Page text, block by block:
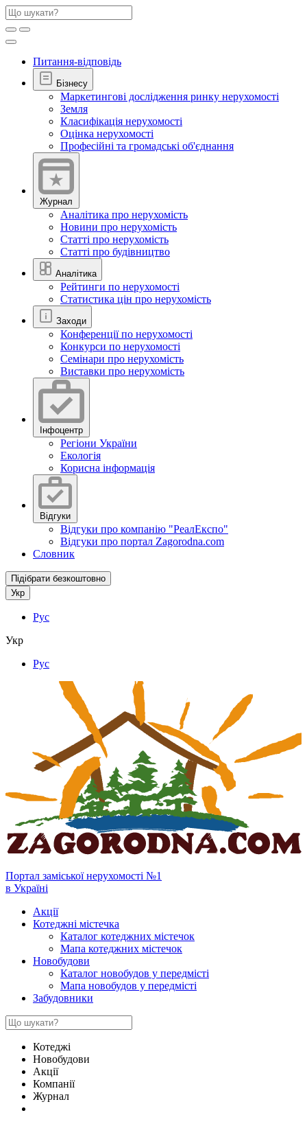
Питання-відповідь
Бізнесу
Маркетингові дослідження ринку нерухомості
Земля
Класифікація нерухомості
Оцінка нерухомості
Професійні та громадські об'єднання
Журнал
Аналітика про нерухомість
Новини про нерухомість
Статті про нерухомість
Статті про будівництво
Аналітика
Рейтинги по нерухомості
Статистика цін про нерухомість
Заходи
Конференції по нерухомості
Конкурси по нерухомості
Семінари про нерухомість
Виставки про нерухомість
Інфоцентр
Регіони України
Екологія
Корисна інформація
Відгуки
Відгуки про компанію "РеалЕкспо"
Відгуки про портал Zagorodna.com
Словник
Підібрати безкоштовно
Укр
Рус
Укр
Рус
Портал заміської нерухомості №1
в Україні
Акції
Котеджні містечка
Каталог котеджних містечок
Мапа котеджних містечок
Новобудови
Каталог новобудов у передмісті
Мапа новобудов у передмісті
Забудовники
Котеджі
Новобудови
Акції
Компанії
Журнал